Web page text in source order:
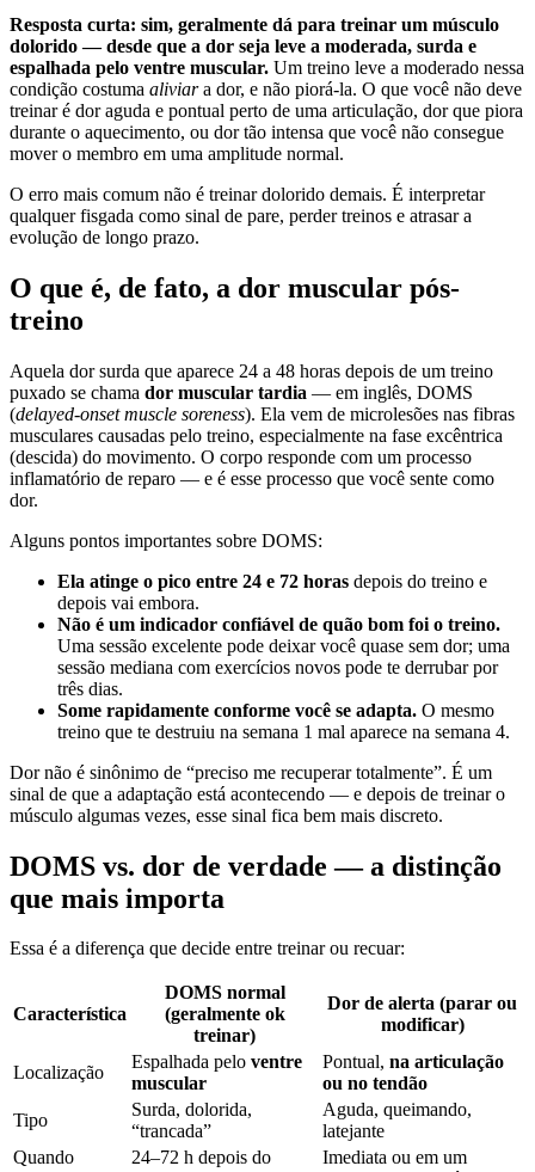
Resposta curta: sim, geralmente dá para treinar um músculo
dolorido — desde que a dor seja leve a moderada, surda e
espalhada pelo ventre muscular. Um treino leve a moderado nessa
condição costuma aliviara dor, e não piorá-la. O que você não deve
treinar é dor aguda e pontual perto de uma articulação, dor que piora
durante o aquecimento, ou dor tão intensa que você não consegue
mover o membro em uma amplitude normal.
O erro mais comum não é treinar dolorido demais. É interpretar
qualquer fisgada como sinal de pare, perder treinos e atrasar a
evolução de longo prazo.
O que é, de fato, a dor muscular pós-
treino
Aquela dor surda que aparece 24 a 48 horas depois de um treino
puxado se chama dor muscular tardia — em inglês, DOMS
(delayed-onset muscle soreness). Ela vem de microlesões nas fibras
musculares causadas pelo treino, especialmente na fase excêntrica
(descida) do movimento. O corpo responde com um processo
inflamatório de reparo — e é esse processo que você sente como
dor.
Alguns pontos importantes sobre DOMS:
Ela atinge o pico entre 24 e 72 horas depois do treino e
depois vai embora.
Não é um indicador confiável de quão bom foi o treino.
Uma sessão excelente pode deixar você quase sem dor; uma
sessão mediana com exercícios novos pode te derrubar por
três dias.
Some rapidamente conforme você se adapta. O mesmo
treino que te destruiu na semana 1 mal aparece na semana 4.
Dor não é sinônimo de “preciso me recuperar totalmente”. É um
sinal de que a adaptação está acontecendo — e depois de treinar o
músculo algumas vezes, esse sinal fica bem mais discreto.
DOMS vs. dor de verdade — a distinção
que mais importa
Essa é a diferença que decide entre treinar ou recuar:
Característica
DOMS normal
(geralmente ok
treinar)
Dor de alerta (parar ou
modificar)
Localização
Espalhada pelo ventre
muscular
Pontual, na articulação
ou no tendão
Tipo
Surda, dolorida,
“trancada”
Aguda, queimando,
latejante
Quando
24–72 h depois do
Imediata ou em um